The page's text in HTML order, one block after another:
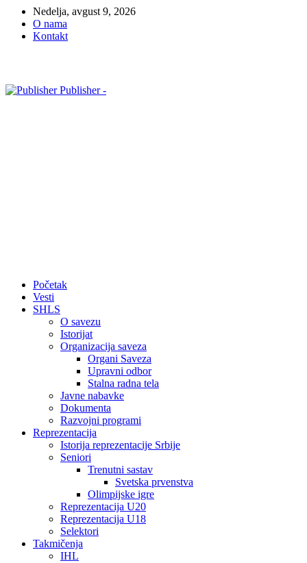
Nedelja, avgust 9, 2026
O nama
Kontakt
Publisher -
Početak
Vesti
SHLS
O savezu
Istorijat
Organizacija saveza
Organi Saveza
Upravni odbor
Stalna radna tela
Javne nabavke
Dokumenta
Razvojni programi
Reprezentacija
Istorija reprezentacije Srbije
Seniori
Trenutni sastav
Svetska prvenstva
Olimpijske igre
Reprezentacija U20
Reprezentacija U18
Selektori
Takmičenja
IHL